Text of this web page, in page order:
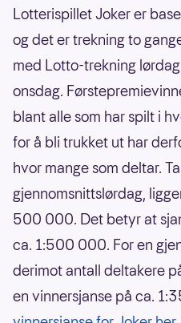
Lotterispillet Joker er
og det er trekning to
med Lotto-trekning
onsdag.
blant alle som har spilt i
for å bli trukket ut har
hvor mange som deltar.
gjennomsnittslørdag,
500 000. Det betyr at
ca. 1:500 000. For en
derimot antall deltakere
en vinnersjanse på ca.